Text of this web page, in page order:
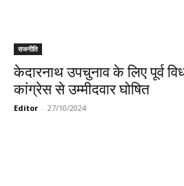
राजनीति
केदारनाथ उपचुनाव के लिए पूर्व
कांग्रेस से उम्मीदवार घोषित
Editor - 27/10/2024